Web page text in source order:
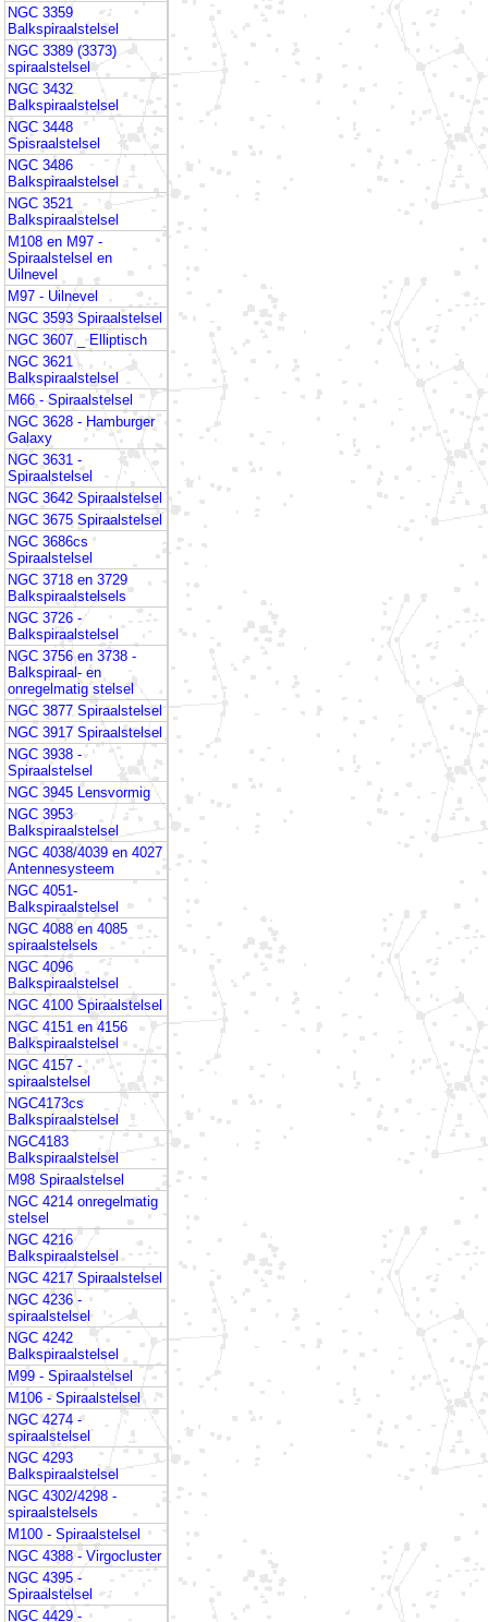
NGC 3359
Balkspiraalstelsel
NGC 3389 (3373)
spiraalstelsel
NGC 3432
Balkspiraalstelsel
NGC 3448
Spisraalstelsel
NGC 3486
Balkspiraalstelsel
NGC 3521
Balkspiraalstelsel
M108 en M97 -
Spiraalstelsel en
Uilnevel
M97 - Uilnevel
NGC 3593 Spiraalstelsel
NGC 3607 _ Elliptisch
NGC 3621
Balkspiraalstelsel
M66 - Spiraalstelsel
NGC 3628 - Hamburger
Galaxy
NGC 3631 -
Spiraalstelsel
NGC 3642 Spiraalstelsel
NGC 3675 Spiraalstelsel
NGC 3686cs
Spiraalstelsel
NGC 3718 en 3729
Balkspiraalstelsels
NGC 3726 -
Balkspiraalstelsel
NGC 3756 en 3738 -
Balkspiraal- en
onregelmatig stelsel
NGC 3877 Spiraalstelsel
NGC 3917 Spiraalstelsel
NGC 3938 -
Spiraalstelsel
NGC 3945 Lensvormig
NGC 3953
Balkspiraalstelsel
NGC 4038/4039 en 4027
Antennesysteem
NGC 4051-
Balkspiraalstelsel
NGC 4088 en 4085
spiraalstelsels
NGC 4096
Balkspiraalstelsel
NGC 4100 Spiraalstelsel
NGC 4151 en 4156
Balkspiraalstelsel
NGC 4157 -
spiraalstelsel
NGC4173cs
Balkspiraalstelsel
NGC4183
Balkspiraalstelsel
M98 Spiraalstelsel
NGC 4214 onregelmatig
stelsel
NGC 4216
Balkspiraalstelsel
NGC 4217 Spiraalstelsel
NGC 4236 -
spiraalstelsel
NGC 4242
Balkspiraalstelsel
M99 - Spiraalstelsel
M106 - Spiraalstelsel
NGC 4274 -
spiraalstelsel
NGC 4293
Balkspiraalstelsel
NGC 4302/4298 -
spiraalstelsels
M100 - Spiraalstelsel
NGC 4388 - Virgocluster
NGC 4395 -
Spiraalstelsel
NGC 4429 -